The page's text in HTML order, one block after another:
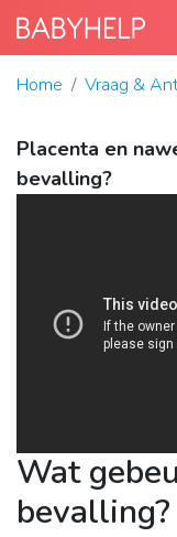
Home Vraag &
Placenta en
bevalling?
Wat
bevalling?